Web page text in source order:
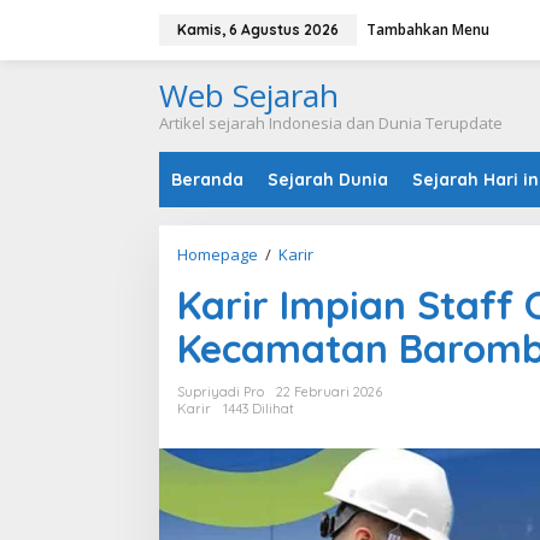
Kamis, 6 Agustus 2026 Tambahkan Menu
Web Sejarah
Artikel sejarah Indonesia dan Dunia Terupdate
Beranda Sejarah Dunia Sejarah Hari
Homepage / Karir
r
r
I
m
a
S
t
Karir Impian Staff
Kecamatan
Supriyadi Pro
22 Februari 2026
Karir
1443 Dilihat